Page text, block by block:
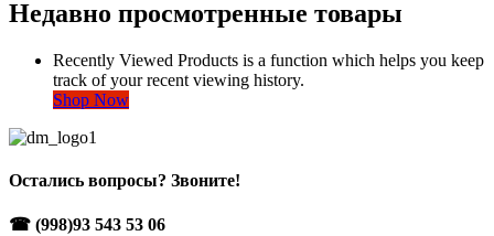
Недавно просмотренные товары
Recently Viewed Products is a function which helps you keep
track of your recent viewing history.
Shop Now
Остались вопросы? Звоните!
☎ (998)93 543 53 06